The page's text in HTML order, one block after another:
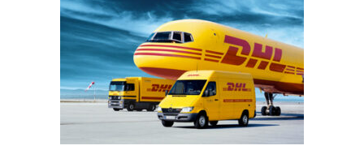
TURISMO
NAUTICA
EDITORIALI